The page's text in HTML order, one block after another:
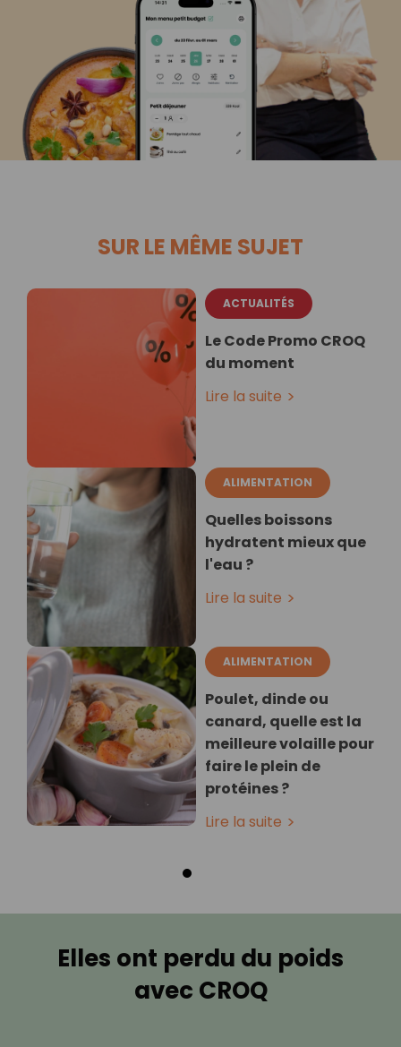
SUR LE MÊME SUJET
ACTUALITÉS
Le Code Promo CROQ
du moment
Lire la suite
ALIMENTATION
Quelles boissons
hydratent mieux que
l'eau ?
Lire la suite
ALIMENTATION
Poulet, dinde ou
canard, quelle est la
meilleure volaille pour
faire le plein de
protéines ?
Lire la suite
Elles ont perdu du poids
avec CROQ